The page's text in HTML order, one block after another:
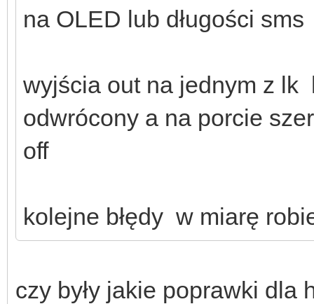
na OLED lub długości sms
wyjścia out na jednym z lk
odwrócony a na porcie
off
kolejne błędy w miarę
czy były jakie poprawki dla